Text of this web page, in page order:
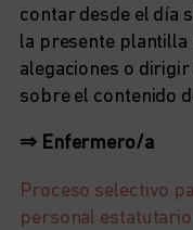
contar desde el día
la presente
alegaciones o
sobre el contenido
⇒ Enfermero/a
Proceso selectivo
personal